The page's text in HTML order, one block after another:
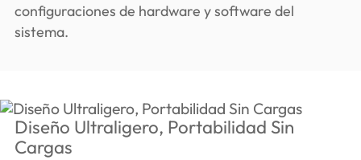
configuraciones de hardware y software del
sistema.
Diseño Ultraligero, Portabilidad Sin
Cargas